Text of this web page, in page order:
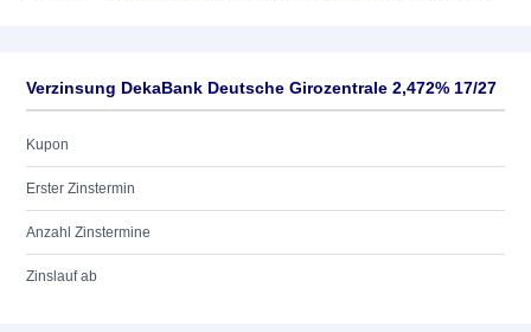
Verzinsung DekaBank Deutsche Girozentrale 2,472% 17/27
Kupon
Erster Zinstermin
Anzahl Zinstermine
Zinslauf ab